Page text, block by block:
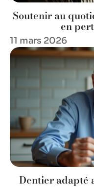
Soutenir au
en
11 mars 2026
Dentier adapté